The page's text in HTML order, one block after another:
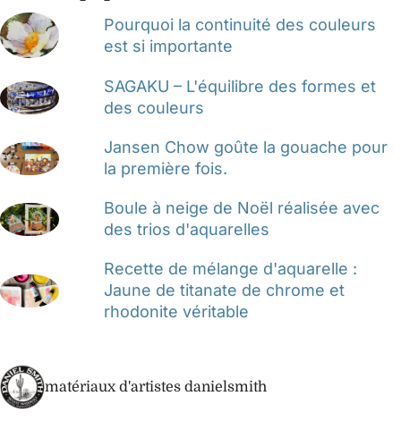
Pourquoi la continuité des couleurs
est si importante
SAGAKU – L'équilibre des formes et
des couleurs
Jansen Chow goûte la gouache pour
la première fois.
Boule à neige de Noël réalisée avec
des trios d'aquarelles
Recette de mélange d'aquarelle :
Jaune de titanate de chrome et
rhodonite véritable
matériaux d'artistes danielsmith